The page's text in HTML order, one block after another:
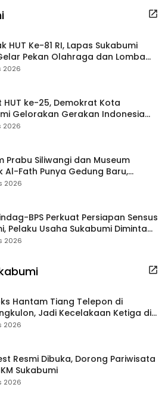
HUT Ke-81 RI, Lapas Sukabumi
Pekan Olahraga dan Lomba
2026
HUT ke-25, Demokrat Kota
Gelorakan Gerakan Indonesia
Aksi Bersih Masjid Agung
2026
Prabu Siliwangi dan Museum
Al-Fath Punya Gedung Baru,
Koleksi Dipisahkan
2026
BPS Perkuat Persiapan Sensus
Pelaku Usaha Sukabumi Diminta
Beri Data
2026
Hantam Tiang Telepon di
Jadi Kecelakaan Ketiga di
Sama
2026
Resmi Dibuka, Dorong Pariwisata
Sukabumi
2026